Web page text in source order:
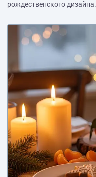
рождественского дизайна.